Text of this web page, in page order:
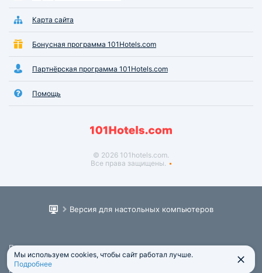
Карта сайта
Бонусная программа 101Hotels.com
Партнёрская программа 101Hotels.com
Помощь
© 2026 101hotels.com.
Все права защищены.
Версия для настольных компьютеров
Пользовательское соглашение
Юридическая информация
Политика обработки персональных данных
Мы используем cookies, чтобы сайт работал лучше.
Подробнее